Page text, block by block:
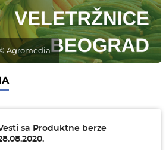
Agromedia
sa Produktne berze